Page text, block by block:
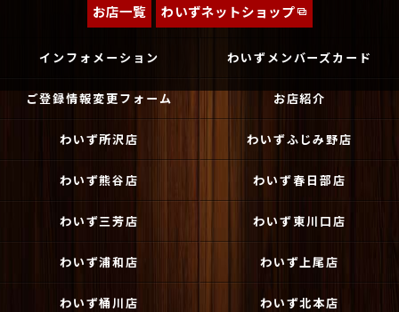
お店一覧 わいずネットショップ
インフォメーション わいずメンバーズカード
ご登録情報変更フォーム お店紹介
わいず所沢店 わいずふじみ野店
わいず熊谷店 わいず春日部店
わいず三芳店 わいず東川口店
わいず浦和店 わいず上尾店
わいず桶川店 わいず北本店